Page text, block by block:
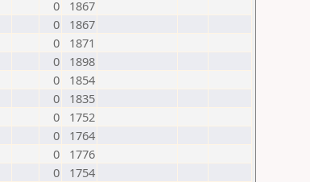
0
1867
0
1867
0
1871
0
1898
0
1854
0
1835
0
1752
0
1764
0
1776
0
1754